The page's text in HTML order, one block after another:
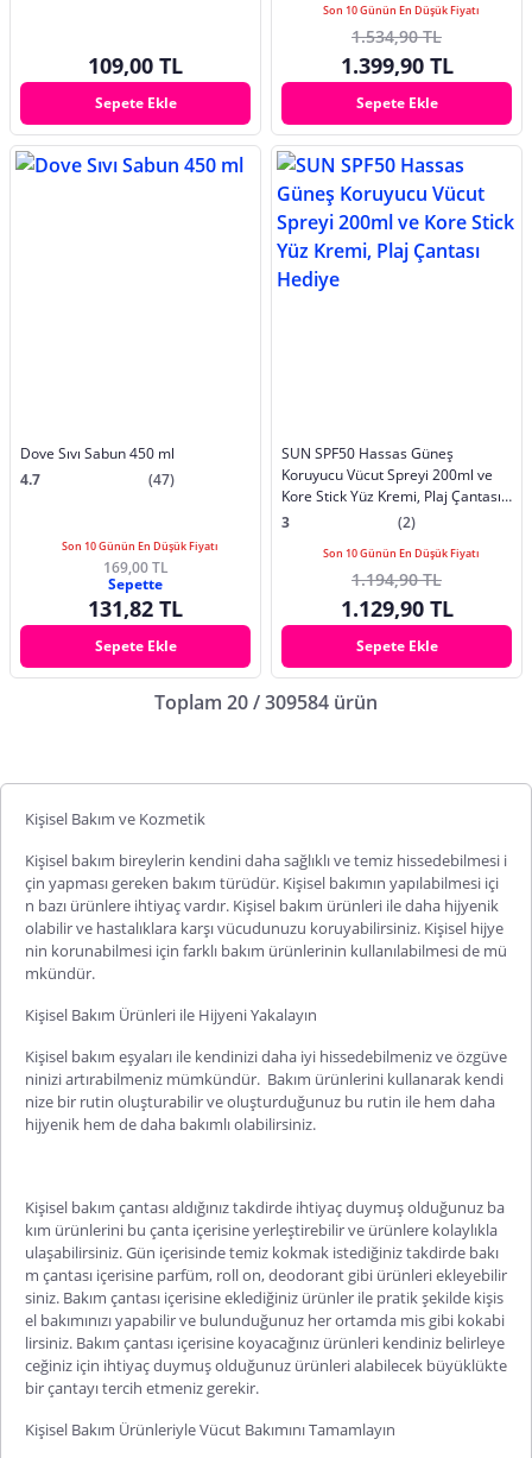
109,00 TL
Sepete Ekle
Son 10 Günün En Düşük Fiyatı
1.534,90 TL
1.399,90 TL
Sepete Ekle
Dove Sıvı Sabun 450 ml
4.7
(47)
Son 10 Günün En Düşük Fiyatı
169,00 TL
Sepette
131,82 TL
Sepete Ekle
SUN SPF50 Hassas Güneş
Koruyucu Vücut Spreyi 200ml ve
Kore Stick Yüz Kremi, Plaj Çantası
Hediye
3 (2)
Son 10 Günün En Düşük Fiyatı
1.194,90 TL
1.129,90 TL
Sepete Ekle
Toplam 20 / 309584 ürün
Kişisel Bakım ve Kozmetik
Kişisel bakım bireylerin kendini daha sağlıklı ve temiz hissedebilmesi i
çin yapması gereken bakım türüdür. Kişisel bakımın yapılabilmesi içi
n bazı ürünlere ihtiyaç vardır. Kişisel bakım ürünleri ile daha hijyenik
olabilir ve hastalıklara karşı vücudunuzu koruyabilirsiniz. Kişisel hijye
nin korunabilmesi için farklı bakım ürünlerinin kullanılabilmesi de mü
mkündür.
Kişisel Bakım Ürünleri ile Hijyeni Yakalayın
Kişisel bakım eşyaları ile kendinizi daha iyi hissedebilmeniz ve özgüve
ninizi artırabilmeniz mümkündür. Bakım ürünlerini kullanarak kendi
nize bir rutin oluşturabilir ve oluşturduğunuz bu rutin ile hem daha
hijyenik hem de daha bakımlı olabilirsiniz.
Kişisel bakım çantasıaldığınız takdirde ihtiyaç duymuş olduğunuz ba
kım ürünlerini bu çanta içerisine yerleştirebilir ve ürünlere kolaylıkla
ulaşabilirsiniz. Gün içerisinde temiz kokmak istediğiniz takdirde bakı
m çantası içerisine parfüm, rollon, deodorant gibi ürünleri ekleyebilir
siniz. Bakım çantası içerisine eklediğiniz ürünler ile pratik şekilde kişis
el bakımınızı yapabilir ve bulunduğunuz her ortamda mis gibi kokabi
lirsiniz. Bakım çantası içerisine koyacağınız ürünleri kendiniz belirleye
ceğiniz için ihtiyaç duymuş olduğunuz ürünleri alabilecek büyüklükte
bir çantayı tercih etmeniz gerekir.
Kişisel Bakım Ürünleriyle Vücut Bakımını Tamamlayın